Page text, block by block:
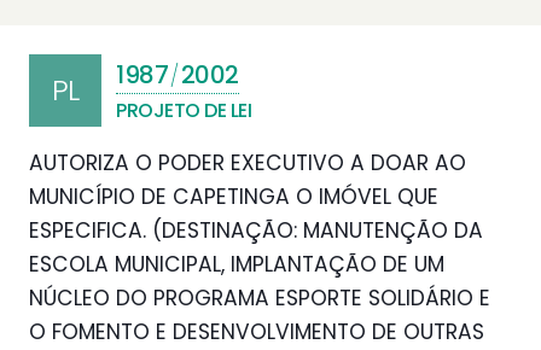
PL 1987/2002
PROJETO DE LEI
AUTORIZA O PODER EXECUTIVO A DOAR AO
MUNICÍPIO DE CAPETINGA O IMÓVEL QUE
ESPECIFICA. (DESTINAÇÃO: MANUTENÇÃO DA
ESCOLA MUNICIPAL, IMPLANTAÇÃO DE UM
NÚCLEO DO PROGRAMA ESPORTE SOLIDÁRIO E
O FOMENTO E DESENVOLVIMENTO DE OUTRAS